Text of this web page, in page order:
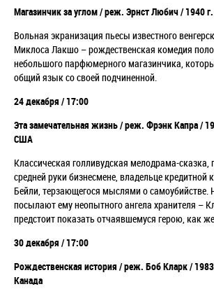
Магазинчик за углом /реж. Эрнст Любич / 1940
Вольная экранизация пьесы известного
Миклоса Лакшо –рождественская комедия
небольшого парфюмерного магазинчика,
общий язык со своей подчиненной.
24 декабря / 17:00
Эта замечательная жизнь /реж. Фрэнк Капра /
США
Классическая голливудская мелодрама-
средней руки бизнесмене, владельце кредитной
Бейли, терзающегося мыслями о самоубийстве.
посылают ему неопытного ангела хранителя –
предстоит показать отчаявшемуся герою, как
30 декабря / 17:00
Рождественская история /реж. Боб Кларк /
Канада